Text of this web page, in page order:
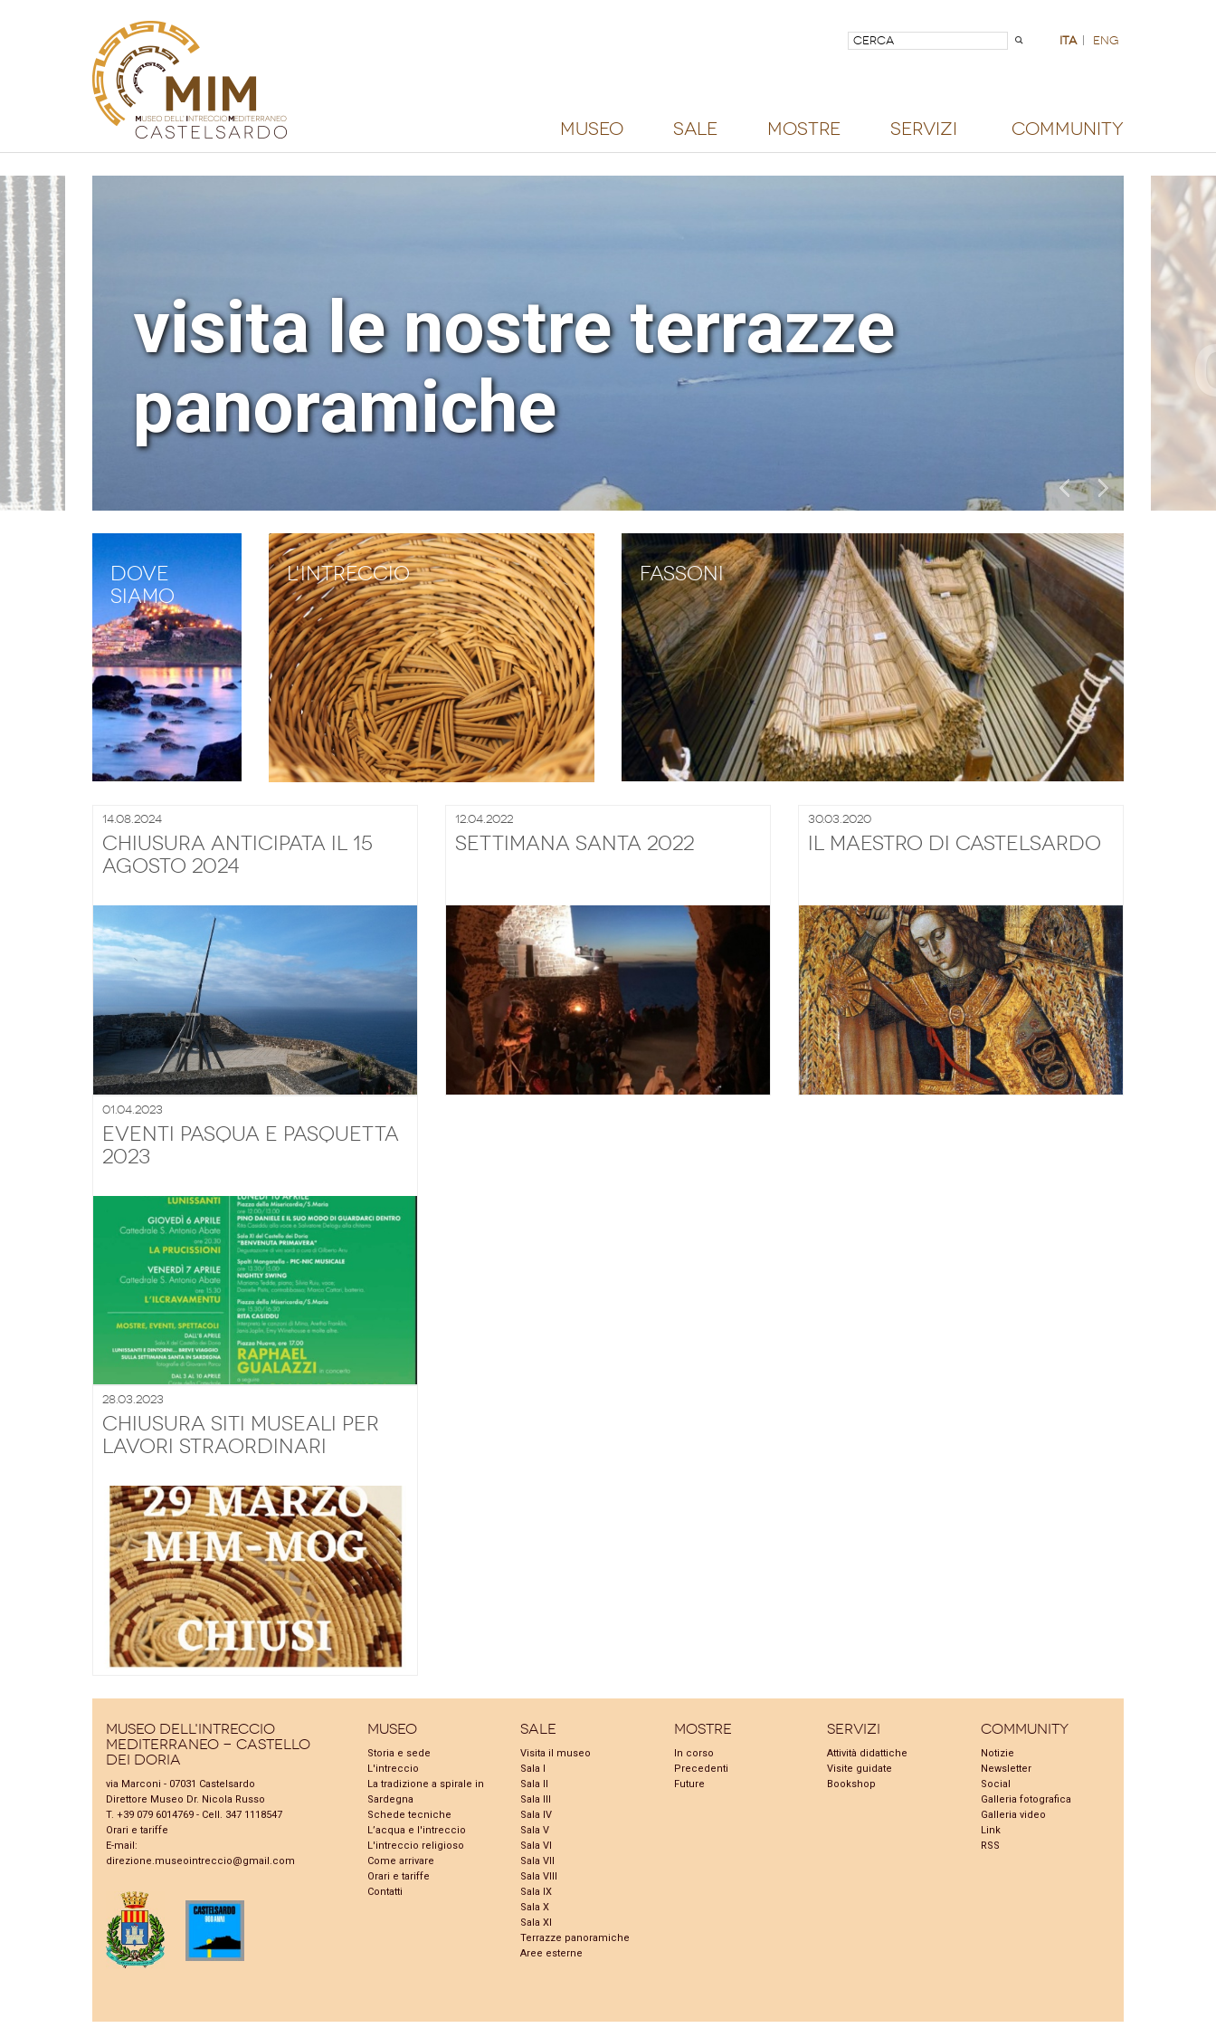
ita| eng
Museo Sale Mostre Servizi Community
visita le nostre terrazze
panoramiche
Dove
siamo
L'intreccio Fassoni
14.08.2024
Chiusura anticipata il 15
agosto 2024
01.04.2023
EVENTI PASQUA E PASQUETTA
2023
28.03.2023
CHIUSURA SITI MUSEALI PER
LAVORI STRAORDINARI
12.04.2022
Settimana Santa 2022
30.03.2020
Il Maestro di Castelsardo
Museo dell'Intreccio
Mediterraneo - Castello
dei Doria
via Marconi - 07031 Castelsardo
Direttore Museo Dr. Nicola Russo
T. +39 079 6014769 - Cell. 347 1118547
Orari e tariffe
E-mail:
direzione.museointreccio@gmail.com
Museo
Storia e sede
L'intreccio
La tradizione a spirale in
Sardegna
Schede tecniche
L’acqua e l'intreccio
L'intreccio religioso
Come arrivare
Orari e tariffe
Contatti
Sale
Visita il museo
Sala I
Sala II
Sala III
Sala IV
Sala V
Sala VI
Sala VII
Sala VIII
Sala IX
Sala X
Sala XI
Terrazze panoramiche
Aree esterne
Mostre
In corso
Precedenti
Future
Servizi
Attività didattiche
Visite guidate
Bookshop
Community
Notizie
Newsletter
Social
Galleria fotografica
Galleria video
Link
RSS